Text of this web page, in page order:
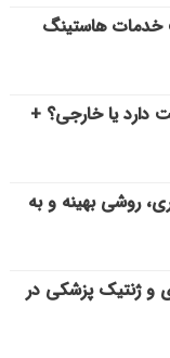
هاستینگ
دارد یا خارجی؟ +
روشی بهینه و به
و ژنتیک پزشکی در